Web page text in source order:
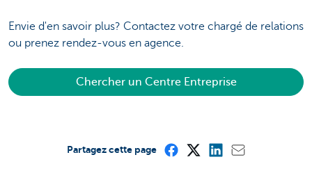
Envie d'en savoir plus? Contactez votre chargé de relations
ou prenez rendez-vous en agence.
Chercher un Centre Entreprise
Partagez cette page